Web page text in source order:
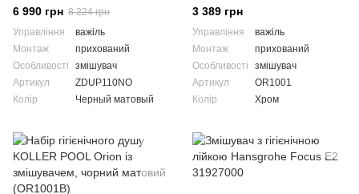
Tweet Round чорний матовий
ZDUP 110 NO
6 990 грн 8 224 грн
Управління
важіль
Монтаж
прихований
Особливості
змішувач
Артикул
ZDUP110NO
Колір
Черный матовый
3 389 грн
Управління
важіль
Монтаж
прихований
Особливості
змішувач
Артикул
OR1001
Колір
Хром